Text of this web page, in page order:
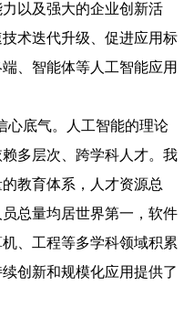
以及强大的企业创新活
术迭代升级、促进应用标
、智能体等人工智能应用
心底气。人工智能的理论
多层次、跨学科人才。我
教育体系，人才资源总
总量均居世界第一，软件
、工程等多学科领域积累
创新和规模化应用提供了